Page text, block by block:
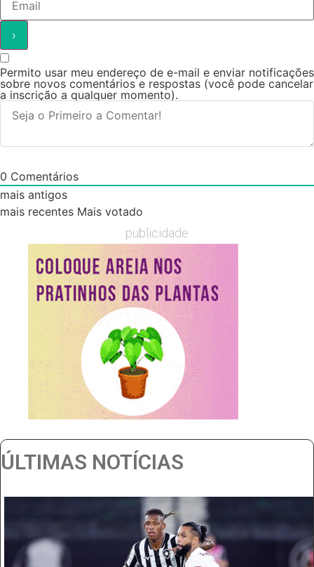
Permito usar meu endereço de e-mail e enviar notificações
sobre novos comentários e respostas (você pode cancelar
a inscrição a qualquer momento).
0 Comentários
mais antigos
mais recentes Mais votado
publicidade
ÚLTIMAS NOTÍCIAS